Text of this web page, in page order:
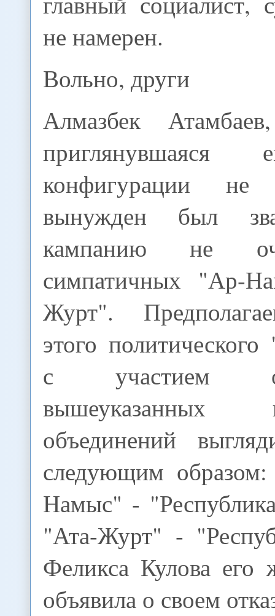
не намерен.
Вольно, други
Алмазбек
конфигурации не
вынужден был
кампанию не
симпатичных "Ар-
Журт".
этого политического
с участием
вышеуказанных
объединений
следующим
Намыс" -
"Ата-Журт" -
Феликса Кулова его
объявила о своем